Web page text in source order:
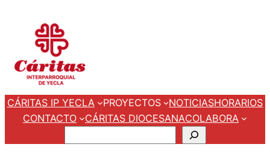
contenido
CÁRITAS IP YECLA PROYECTOS NOTICIASHORARIOS
CONTACTO
CÁRITAS DIOCESANACOLABORA